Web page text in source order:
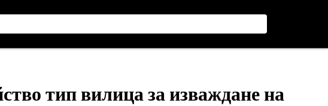
тип вилица за изваждане на